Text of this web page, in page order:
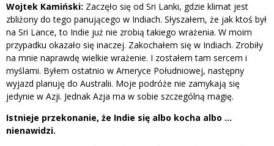
Wojtek Kamiński: Zaczęło się od Sri Lanki, gdzie klimat jest
zbliżony do tego panującego w Indiach. Słyszałem, że jak ktoś był
na Sri Lance, to Indie już nie zrobią takiego wrażenia. W moim
przypadku okazało się inaczej. Zakochałem się w Indiach. Zrobiły
na mnie naprawdę wielkie wrażenie. I zostałem tam sercem i
myślami. Byłem ostatnio w Ameryce Południowej, następny
wyjazd planuję do Australii. Moje podróże nie zamykają się
jedynie w Azji. Jednak Azja ma w sobie szczególną magię.
Istnieje przekonanie, że Indie się albo kocha albo …
nienawidzi.